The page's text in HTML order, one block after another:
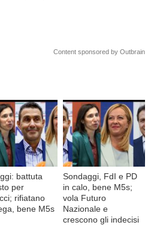
Content sponsored by Outbrain
battuta
per
rifiatano
bene M5s
Sondaggi, FdI e PD
in calo, bene M5s;
vola Futuro
Nazionale e
crescono gli indecisi